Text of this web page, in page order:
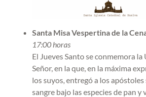
Santa Misa Vespertina de la
17:00 horas
El Jueves Santo se conmemora
Señor, en la que, en la máxima
los suyos, entregó a los apóstoles
sangre bajo las especies de pan y